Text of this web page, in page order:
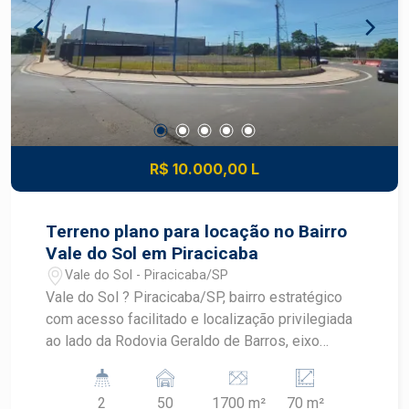
R$ 10.000,00 L
Terreno plano para locação no Bairro
Vale do Sol em Piracicaba
Vale do Sol - Piracicaba/SP
Vale do Sol ? Piracicaba/SP, bairro estratégico
com acesso facilitado e localização privilegiada
ao lado da Rodovia Geraldo de Barros, eixo
rápido. Região com perfil comercial e industrial,
2 50 1700 m² 70 m²